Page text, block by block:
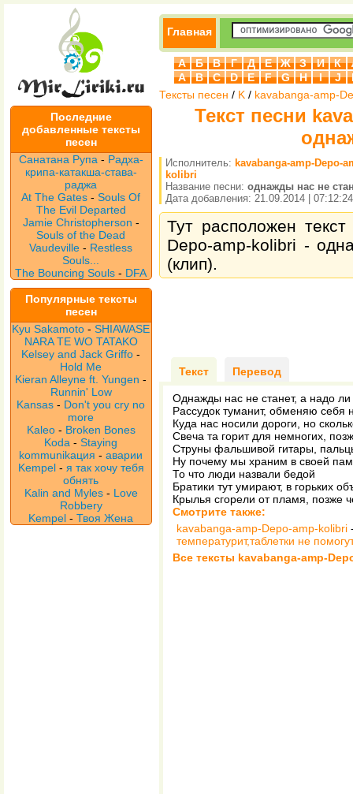
Последние
добавленные тексты
песен
Санатана Рупа - Радха-
крипа-катакша-става-
раджа
At The Gates -Souls Of
The Evil Departed
Jamie Christopherson -
Souls of the Dead
Vaudeville- Restless
Souls...
The Bouncing Souls - DFA
Популярные тексты
песен
Kyu Sakamoto -SHIAWASE
NARA TE WO TATAKO
Kelsey and Jack Griffo -
Hold Me
Kieran Alleyne ft. Yungen -
Runnin' Low
Kansas - Don't you cry no
more
Kaleo - Broken Bones
Koda -Staying
kommunikaция -аварии
Kempel - я так хочу тебя
обнять
Kalin and Myles - Love
Robbery
Kempel -Твоя Жена
Главная
А Б В Г Д Е Ж З И К
A
B C D E F G H I J
Тексты песен / K / kavabanga-amp-
Текст песни
Исполнитель: kavabanga-amp-Depo-
kolibri
Название песни: однажды нас не
Дата добавления: 21.09.2014 | 07:12:24
Тут расположен
Depo-amp-kolibri -
(клип).
Текст Перевод
Однажды нас не станет, а надо
Рассудок туманит, обменяю себя
Куда нас носили дороги, но
Свеча та горит для немногих,
Струны фальшивой гитары,
Ну почему мы храним в своей
То что люди назвали бедой
Братики тут умирают, в горьких
Крылья сгорели от пламя, позже
Смотрите также:
kavabanga-amp-Depo-amp-kolibri
температурит,таблетки не
Все тексты kavabanga-amp-